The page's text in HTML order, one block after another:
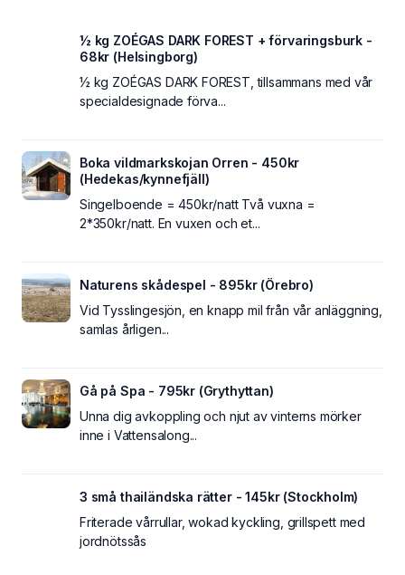
½ kg ZOÉGAS DARK FOREST + förvaringsburk -
68kr (Helsingborg)
½ kg ZOÉGAS DARK FOREST, tillsammans med vår
specialdesignade förva...
Boka vildmarkskojan Orren - 450kr
(Hedekas/kynnefjäll)
Singelboende = 450kr/natt Två vuxna =
2*350kr/natt. En vuxen och et...
Naturens skådespel - 895kr (Örebro)
Vid Tysslingesjön, en knapp mil från vår anläggning,
samlas årligen...
Gå på Spa - 795kr (Grythyttan)
Unna dig avkoppling och njut av vinterns mörker
inne i Vattensalong...
3 små thailändska rätter - 145kr (Stockholm)
Friterade vårrullar, wokad kyckling, grillspett med
jordnötssås